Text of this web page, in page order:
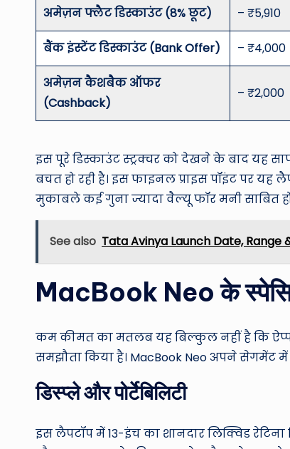
अमेज़न फ्लैट डिस्काउंट (8% छूट) – ₹5,910
बैंक इंस्टेंट डिस्काउंट (Bank Offer) – ₹4,000
अमेज़न कैशबैक ऑफर
(Cashback)
– ₹2,000
इस पूरे डिस्काउंट स्ट्रक्चर को देखने के बाद यह
बचत हो रही है। इस फाइनल प्राइस पॉइंट पर यह
मुकाबले कई गुना ज्यादा वैल्यू फॉर मनी साबित
See also Tata Avinya Launch Date, Range
MacBook Neo के
कम कीमत का मतलब यह बिल्कुल नहीं है कि
समझौता किया है। MacBook Neo अपने सेगमेंट
डिस्प्ले और पोर्टेबिलिटी
इस लैपटॉप में 13-इंच का शानदार लिक्विड रेटिना